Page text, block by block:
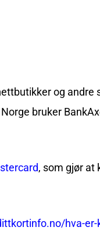
og andre
bruker
, som gjør at
hva-